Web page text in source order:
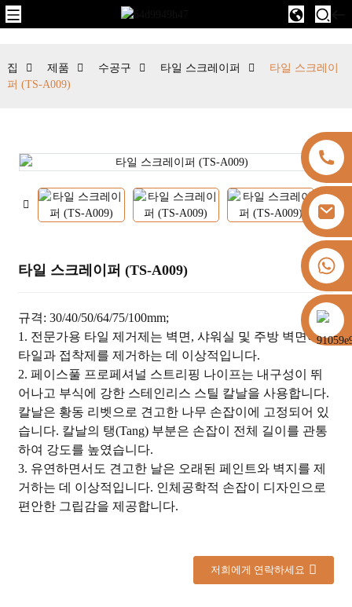
https://vk.com/id855439469
집 제품 수공구 타일 ​​스크레이퍼
타일 ​​스크레이
퍼 (TS-A009)
타일 ​​스크레이퍼 (TS-A009)
규격: 30/40/50/64/75/100mm;
1. 전문가용 타일 제거제는 벽면, 샤워실 및 주방 벽면에서
타일과 접착제를 제거하는 데 이상적입니다.
2. 페이스풀 프로페셔널 스트리핑 나이프는 내구성이 뛰
어나고 부식에 강한 스테인리스 스틸 칼날을 사용합니다.
칼날은 황동 리벳으로 견고한 나무 손잡이에 고정되어 있
습니다. 칼날의 탱(tang) 부분은 손잡이 전체 길이를 관통
하여 강도를 높였습니다.
3. 유연하면서도 견고한 날은 오래된 페인트와 벽지를 제
거하는 데 이상적입니다. 인체공학적 손잡이 디자인으로
편안한 그립감을 제공합니다.
저희에게 연락하세요